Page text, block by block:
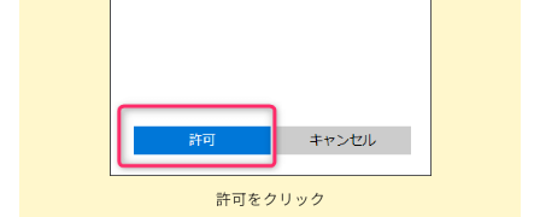
許可をクリック